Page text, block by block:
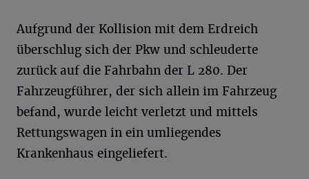
Aufgrund der Kollision mit dem Erdreich
überschlug sich der Pkw und schleuderte
zurück auf die Fahrbahn der L 280. Der
Fahrzeugführer, der sich allein im Fahrzeug
befand, wurde leicht verletzt und mittels
Rettungswagen in ein umliegendes
Krankenhaus eingeliefert.